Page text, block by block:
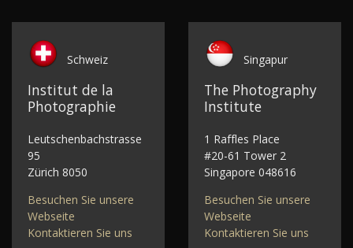
Schweiz
Institut de la
Photographie
Leutschenbachstrasse
95
Zürich 8050
Besuchen Sie unsere
Webseite
Kontaktieren Sie uns
Singapur
The Photography
Institute
1 Raffles Place
#20-61 Tower 2
Singapore 048616
Besuchen Sie unsere
Webseite
Kontaktieren Sie uns